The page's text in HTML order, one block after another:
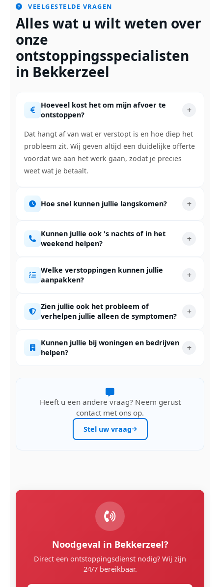
VEELGESTELDE VRAGEN
Alles wat u wilt weten over
onze
ontstoppingsspecialisten
in Bekkerzeel
Hoeveel kost het om mijn afvoer te
ontstoppen?
Dat hangt af van wat er verstopt is en hoe diep het
probleem zit. Wij geven altijd een duidelijke offerte
voordat we aan het werk gaan, zodat je precies
weet wat je betaalt.
Hoe snel kunnen jullie langskomen?
Kunnen jullie ook 's nachts of in het
weekend helpen?
Welke verstoppingen kunnen jullie
aanpakken?
Zien jullie ook het probleem of
verhelpen jullie alleen de symptomen?
Kunnen jullie bij woningen en bedrijven
helpen?
Heeft u een andere vraag? Neem gerust
contact met ons op.
Stel uw vraag
Noodgeval in Bekkerzeel?
Direct een ontstoppingsdienst nodig? Wij zijn
24/7 bereikbaar.